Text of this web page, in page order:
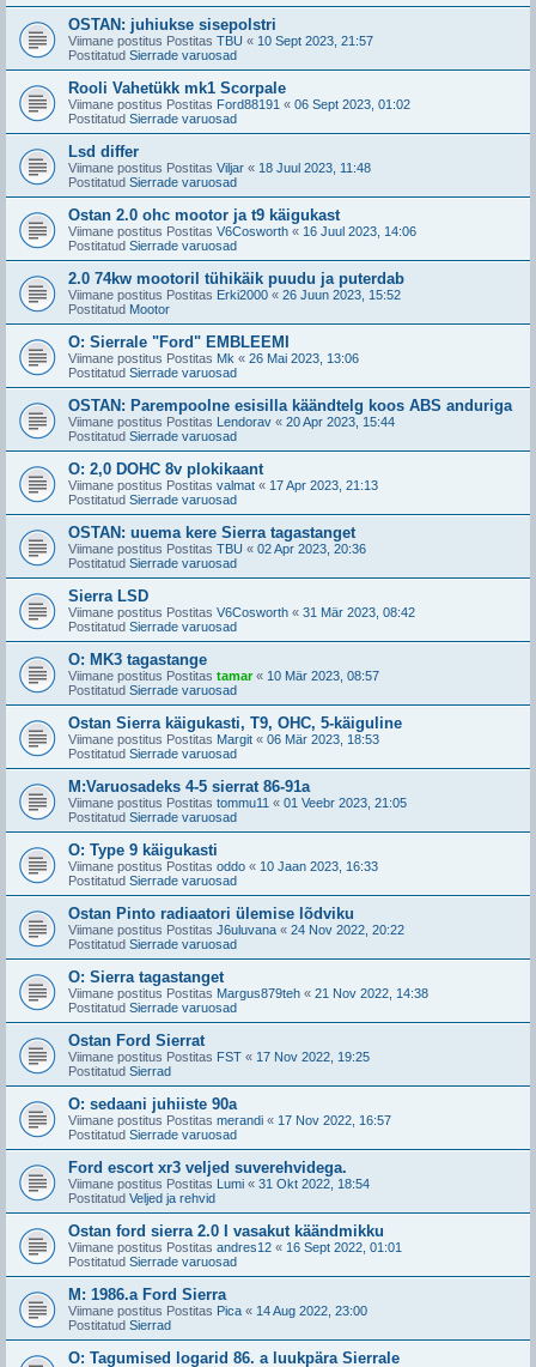
OSTAN: juhiukse sisepolstri
Viimane postitus Postitas TBU « 10 Sept 2023, 21:57
Postitatud Sierrade varuosad
Rooli Vahetükk mk1 Scorpale
Viimane postitus Postitas Ford88191 « 06 Sept 2023, 01:02
Postitatud Sierrade varuosad
Lsd differ
Viimane postitus Postitas Viljar « 18 Juul 2023, 11:48
Postitatud Sierrade varuosad
Ostan 2.0 ohc mootor ja t9 käigukast
Viimane postitus Postitas V6Cosworth « 16 Juul 2023, 14:06
Postitatud Sierrade varuosad
2.0 74kw mootoril tühikäik puudu ja puterdab
Viimane postitus Postitas Erki2000 « 26 Juun 2023, 15:52
Postitatud Mootor
O: Sierrale "Ford" EMBLEEMI
Viimane postitus Postitas Mk « 26 Mai 2023, 13:06
Postitatud Sierrade varuosad
OSTAN: Parempoolne esisilla käändtelg koos ABS anduriga
Viimane postitus Postitas Lendorav « 20 Apr 2023, 15:44
Postitatud Sierrade varuosad
O: 2,0 DOHC 8v plokikaant
Viimane postitus Postitas valmat « 17 Apr 2023, 21:13
Postitatud Sierrade varuosad
OSTAN: uuema kere Sierra tagastanget
Viimane postitus Postitas TBU « 02 Apr 2023, 20:36
Postitatud Sierrade varuosad
Sierra LSD
Viimane postitus Postitas V6Cosworth « 31 Mär 2023, 08:42
Postitatud Sierrade varuosad
O: MK3 tagastange
Viimane postitus Postitas tamar« 10 Mär 2023, 08:57
Postitatud Sierrade varuosad
Ostan Sierra käigukasti, T9, OHC, 5-käiguline
Viimane postitus Postitas Margit « 06 Mär 2023, 18:53
Postitatud Sierrade varuosad
M:Varuosadeks 4-5 sierrat 86-91a
Viimane postitus Postitas tommu11 « 01 Veebr 2023, 21:05
Postitatud Sierrade varuosad
O: Type 9 käigukasti
Viimane postitus Postitas oddo « 10 Jaan 2023, 16:33
Postitatud Sierrade varuosad
Ostan Pinto radiaatori ülemise lõdviku
Viimane postitus Postitas J6uluvana « 24 Nov 2022, 20:22
Postitatud Sierrade varuosad
O: Sierra tagastanget
Viimane postitus Postitas Margus879teh « 21 Nov 2022, 14:38
Postitatud Sierrade varuosad
Ostan Ford Sierrat
Viimane postitus Postitas FST « 17 Nov 2022, 19:25
Postitatud Sierrad
O: sedaani juhiiste 90a
Viimane postitus Postitas merandi « 17 Nov 2022, 16:57
Postitatud Sierrade varuosad
Ford escort xr3 veljed suverehvidega.
Viimane postitus Postitas Lumi « 31 Okt 2022, 18:54
Postitatud Veljed ja rehvid
Ostan ford sierra 2.0 I vasakut käändmikku
Viimane postitus Postitas andres12 « 16 Sept 2022, 01:01
Postitatud Sierrade varuosad
M: 1986.a Ford Sierra
Viimane postitus Postitas Pica « 14 Aug 2022, 23:00
Postitatud Sierrad
O: Tagumised logarid 86. a luukpära Sierrale